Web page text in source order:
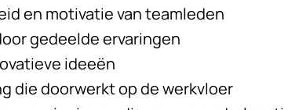
en motivatie van teamleden
gedeelde ervaringen
ideeën
die doorwerkt op de werkvloer